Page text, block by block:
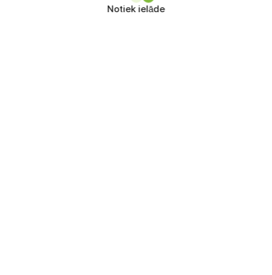
Notiek ielāde